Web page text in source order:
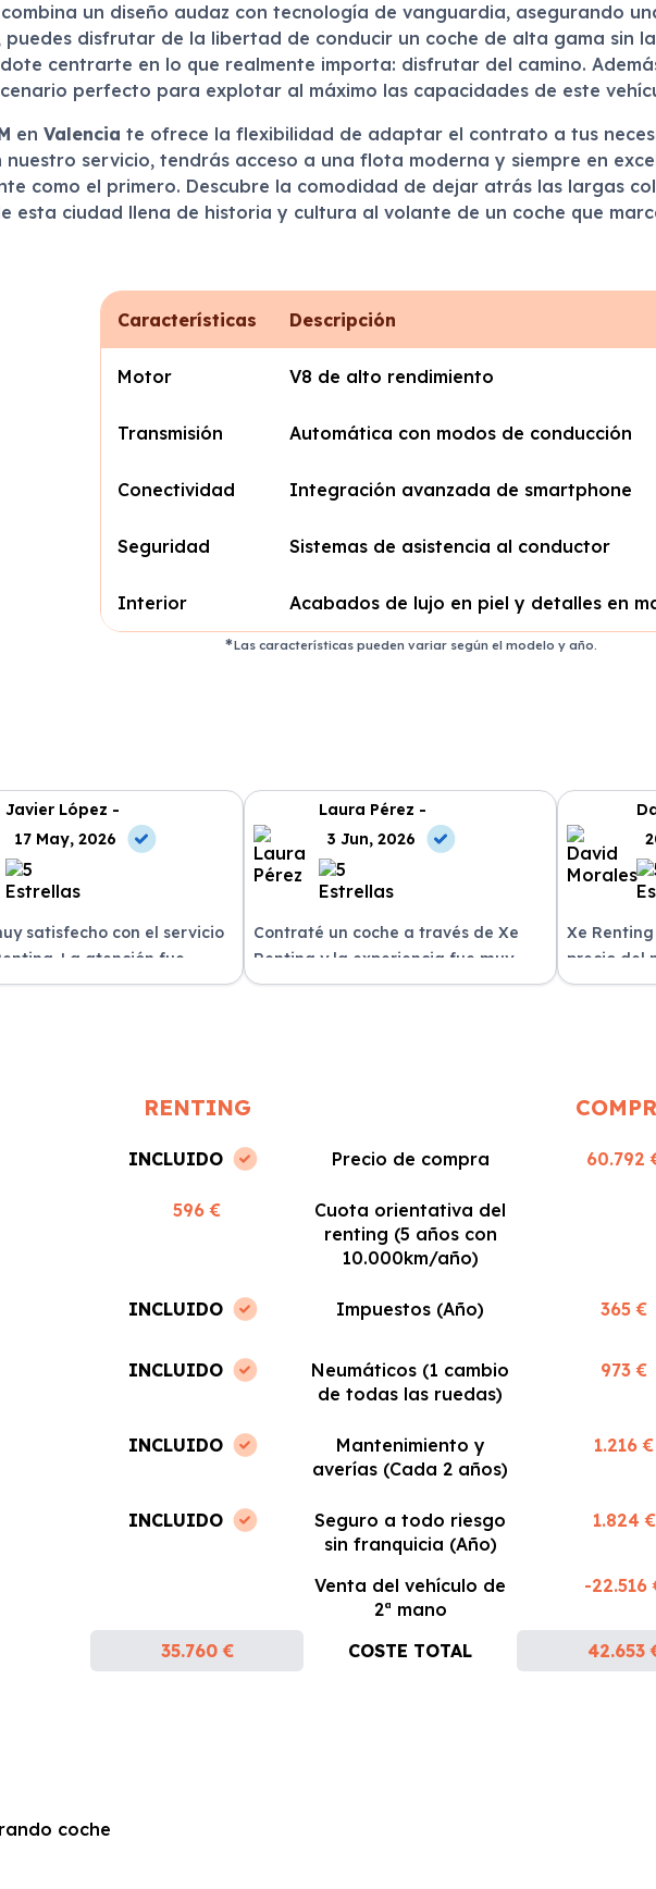
un diseño audaz con tecnología de vanguardia, asegurando
disfrutar de la libertad de conducir un coche de alta gama sin
centrarte en lo que realmente importa: disfrutar del camino.
perfecto para explotar al máximo las capacidades de este
en Valencia te ofrece la flexibilidad de adaptar el contrato a tus
nuestro servicio, tendrás acceso a una flota moderna y siempre en
como el primero. Descubre la comodidad de dejar atrás las largas
esta ciudad llena de historia y cultura al volante de un coche que
Características Descripción
Motor V8 de alto rendimiento
Transmisión Automática con modos de conducción
Conectividad Integración avanzada de smartphone
Seguridad Sistemas de asistencia al conductor
Interior Acabados de lujo en piel y detalles en
Las características pueden variar según el modelo y año.
Javier López -
17 May, 2026
satisfecho con el servicio
La atención fue
y el coche llegó en
Laura Pérez -
3 Jun, 2026
Contraté un coche a través de Xe
Renting y la experiencia fue muy
positiva. Fácil y rápido, ¡los
Xe
precio del
sin
RENTING
INCLUIDO Precio de compra 60.792
596 €
Cuota orientativa del
renting (5 años con
10.000km/año)
INCLUIDO Impuestos (Año) 365 €
INCLUIDO
Neumáticos (1 cambio
de todas las ruedas)
973 €
INCLUIDO
Mantenimiento y
averías (Cada 2 años)
1.216 €
INCLUIDO
Seguro a todo riesgo
sin franquicia (Año)
1.824 €
Venta del vehículo de
2ª mano
-22.516
35.760 € COSTE TOTAL 42.653